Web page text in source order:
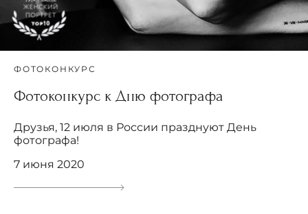
ФОТОКОНКУРС
Фотоконкурс к Дню фотографа
Друзья, 12 июля в России празднуют День
фотографа!
7 июня 2020